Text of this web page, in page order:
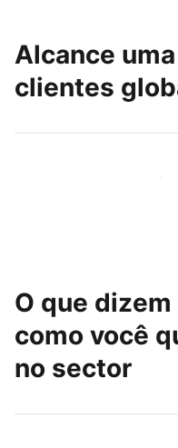
Alcance
clientes
Chegue hoje mesmo
O que
como você
no sector